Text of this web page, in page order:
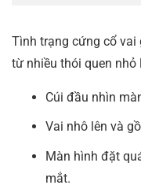
Tình trạng cứng cổ
từ nhiều thói quen nhỏ
Cúi đầu nhìn
Vai nhô lên và
Màn hình đặt
mắt.